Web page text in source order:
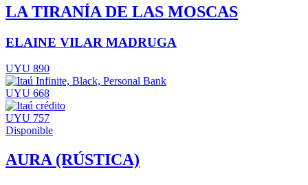
LA TIRANÍA DE LAS MOSCAS
ELAINE VILAR MADRUGA
UYU 890
UYU 668
UYU 757
Disponible
AURA (RÚSTICA)